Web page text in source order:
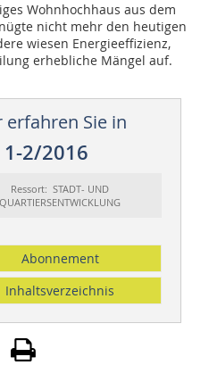
Wohnhochhaus aus dem
nicht mehr den heutigen
wiesen Energieeffizienz,
erhebliche Mängel auf.
erfahren Sie in
1-2/2016
Ressort: STADT- UND
QUARTIERSENTWICKLUNG
Abonnement
Inhaltsverzeichnis